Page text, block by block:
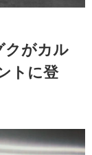
クがカル
トに登